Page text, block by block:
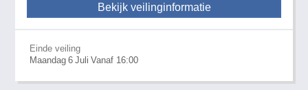
Bekijk veilinginformatie
Einde veiling
Maandag 6 Juli Vanaf 16:00